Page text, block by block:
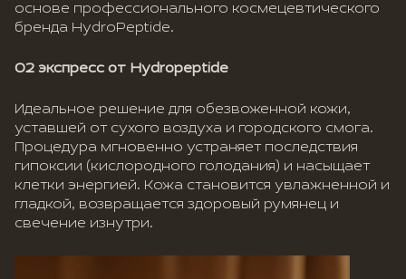
основе профессионального космецевтического
бренда HydroPeptide.
O2 экспресс от Hydropeptide
Идеальное решение для обезвоженной кожи,
уставшей от сухого воздуха и городского смога.
Процедура мгновенно устраняет последствия
гипоксии (кислородного голодания) и насыщает
клетки энергией. Кожа становится увлажненной и
гладкой, возвращается здоровый румянец и
свечение изнутри.